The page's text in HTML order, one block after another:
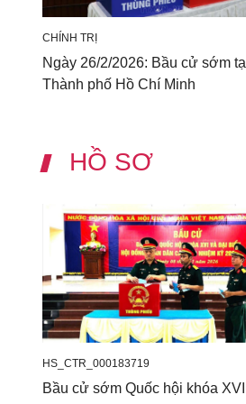
CHÍNH TRỊ
Ngày 26/2/2026: Bầu cử sớm
Thành phố Hồ Chí Minh
HỒ SƠ
HS_CTR_000183719
Bầu cử sớm Quốc hội khóa XVI